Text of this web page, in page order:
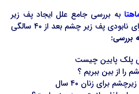
به بررسی جامع علل ایجاد پف زیر
چشم و راهکار هایی برای نابودی پف زیر چشم بعد از ۴۰ سالگی
بررسی:
پلک پایین چیست
را از بین ببریم ؟
برای زنان ۴۰ سال